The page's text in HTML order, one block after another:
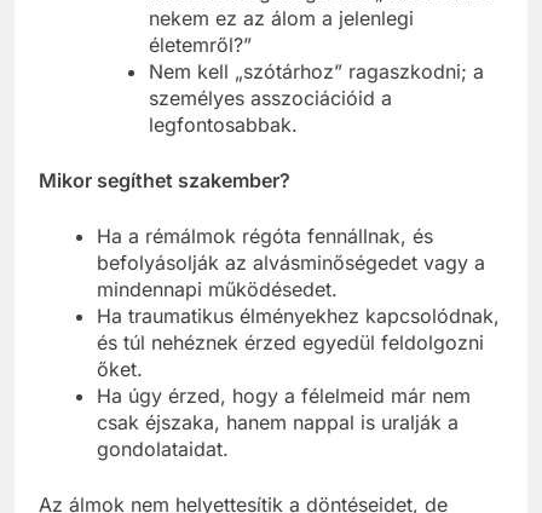
Kérdezd meg magadtól: „Mit üzenhet
nekem ez az álom a jelenlegi
életemről?”
Nem kell „szótárhoz” ragaszkodni; a
személyes asszociációid a
Ha a rémálmok régóta fennállnak, és
befolyásolják az alvásminőségedet vagy a
mindennapi működésedet.
Ha traumatikus élményekhez kapcsolódnak,
és túl nehéznek érzed egyedül feldolgozni
őket.
Ha úgy érzed, hogy a félelmeid már nem
csak éjszaka, hanem nappal is uralják a